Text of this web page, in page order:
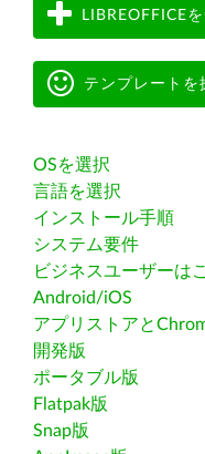
LIBREOFFICE
テンプレートを
OSを選択
言語を選択
インストール手順
システム要件
ビジネスユーザーは
Android/iOS
アプリストアと
開発版
ポータブル版
Flatpak版
Snap版